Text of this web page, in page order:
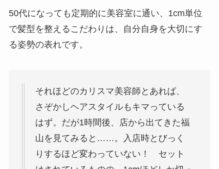
50代になっても定期的に美容室に通い、1cm単位
で髪型を整えるこだわりは、自分自身を大切にす
る姿勢の表れです。
それほどのカリスマ美容師とあれば、
さぞかしヘアスタイルもキマっている
はず。だが1時間後、店から出てきた福
山を見てみると……。入店時とびっく
りするほど変わっていない！ セット